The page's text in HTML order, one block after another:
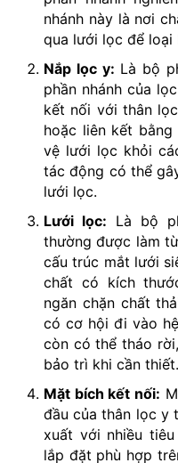
nhánh này là nơi
qua lưới lọc để loại
Nắp lọc y: Là bộ
phần nhánh của
kết nối với thân
hoặc liên kết
vệ lưới lọc khỏi
tác động có thể
lưới lọc.
Lưới lọc: Là bộ
thường được làm
cấu trúc mắt lưới
chất có kích
ngăn chặn chất
có cơ hội đi vào
còn có thể tháo
bảo trì khi cần thiết.
Mặt bích kết nối:
đầu của thân lọc y
xuất với nhiều
lắp đặt phù hợp